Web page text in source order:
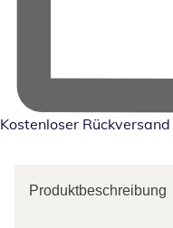
Kostenloser Rückversand
Produktbeschreibung